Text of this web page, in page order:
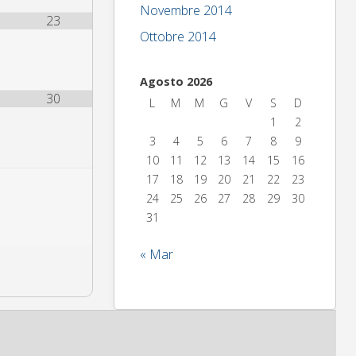
23
30
Novembre 2014
Ottobre 2014
Agosto 2026
L
M M G V S
D
1
2
3
4 5 6 7 8
9
10
11 12 13 14 15
16
17
18 19 20 21 22
23
24
25 26 27 28 29
30
31
« Mar